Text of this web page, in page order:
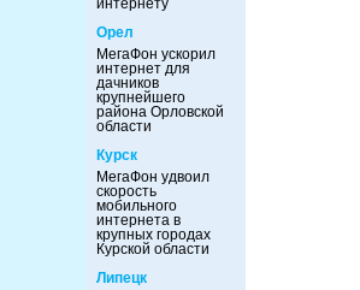
интернету
Орел
МегаФон ускорил
интернет для
дачников
крупнейшего
района Орловской
области
Курск
МегаФон удвоил
скорость
мобильного
интернета в
крупных городах
Курской области
Липецк